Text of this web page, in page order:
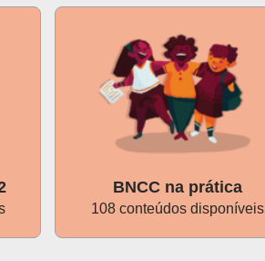
BNCC na prática
108 conteúdos disponíveis